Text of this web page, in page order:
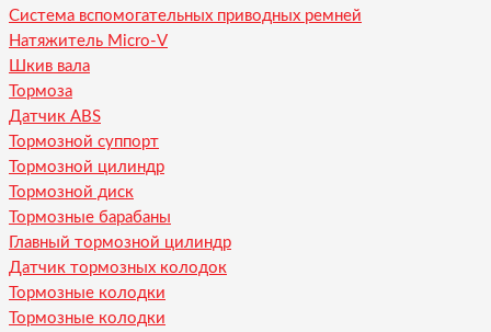
Система вспомогательных приводных ремней
Натяжитель Micro-V
Шкив вала
Тормоза
Датчик ABS
Тормозной суппорт
Тормозной цилиндр
Тормозной диск
Тормозные барабаны
Главный тормозной цилиндр
Датчик тормозных колодок
Тормозные колодки
Тормозные колодки